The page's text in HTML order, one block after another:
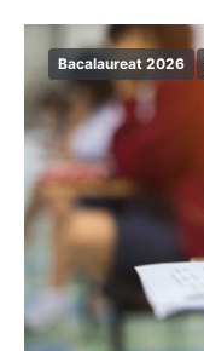
Bacalaureat 2026